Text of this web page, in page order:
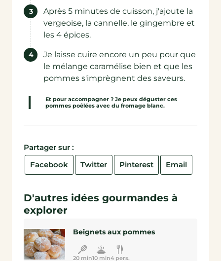
Après 5 minutes de cuisson, j'ajoute la
vergeoise, la cannelle, le gingembre et
les 4 épices.
Je laisse cuire encore un peu pour que
le mélange caramélise bien et que les
pommes s'imprègnent des saveurs.
Et pour accompagner ? Je peux déguster ces
pommes poêlées avec du fromage blanc.
Partager sur :
Facebook
Twitter Pinterest Email
D'autres idées gourmandes à
explorer
Beignets aux pommes
20 min10 min4 pers.